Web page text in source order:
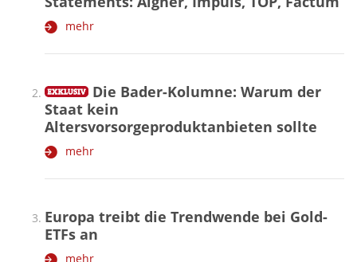
mehr
Die Bader-Kolumne: Warum der
Staat kein
Altersvorsorgeproduktanbieten sollte
mehr
Europa treibt die Trendwende bei Gold-
ETFs an
mehr